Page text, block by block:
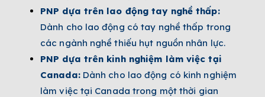
PNP dựa trên lao động tay nghề thấp:
Dành cho lao động có tay nghề thấp trong
các ngành nghề thiếu hụt nguồn nhân lực.
PNP dựa trên kinh nghiệm làm việc tại
Canada:Dành cho lao động có kinh nghiệm
làm việc tại Canada trong một thời gian